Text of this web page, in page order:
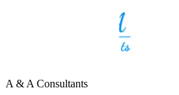
A & A Consultants